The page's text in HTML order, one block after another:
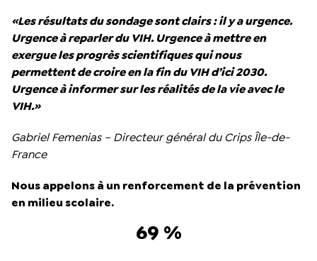
«Les résultats du sondage sont clairs : il y a urgence.
Urgence à reparler du VIH. Urgence à mettre en
exergue les progrès scientifiques qui nous
permettent de croire en la fin du VIH d’ici 2030.
Urgence à informer sur les réalités de la vie avec le
VIH.»
Gabriel Femenias – Directeur général du Crips Île-de-
France
Nous appelons à un renforcement de la prévention
en milieu scolaire.
69 %